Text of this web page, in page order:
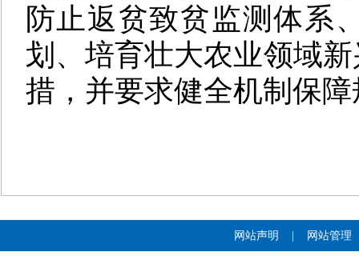
防止返贫致贫监测体系
划、培育壮大农业领域
措，并要求健全机制保